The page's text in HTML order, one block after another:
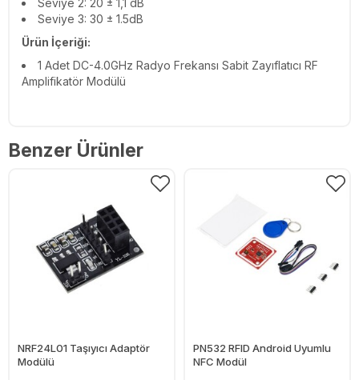
Seviye 2: 20 ± 1,1 dB
Seviye 3: 30 ± 1.5dB
Ürün İçeriği:
1 Adet DC-4.0GHz Radyo Frekansı Sabit Zayıflatıcı RF
Amplifikatör Modülü
Benzer Ürünler
NRF24L01 Taşıyıcı Adaptör
Modülü
PN532 RFID Android Uyumlu
NFC Modül